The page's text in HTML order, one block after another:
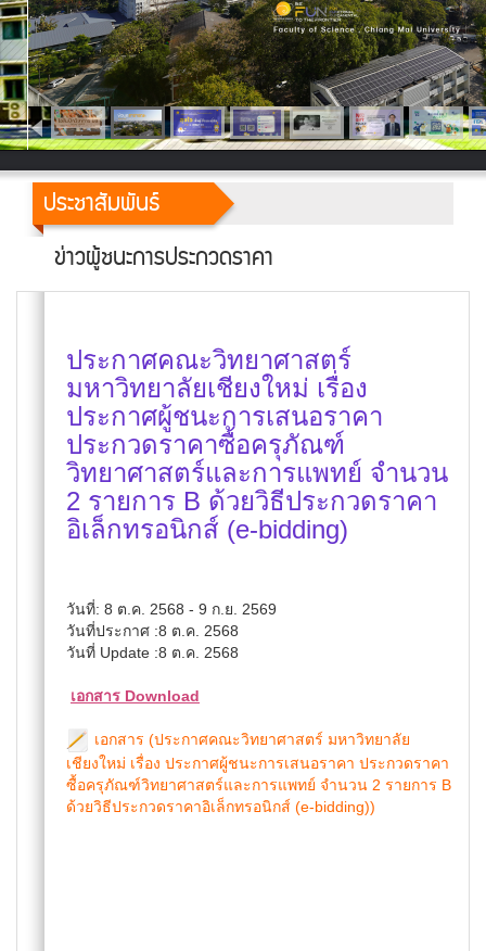
ประชาสัมพันธ์
ข่าวผู้ชนะการประกวดราคา
ประกาศคณะวิทยาศาสตร์
มหาวิทยาลัยเชียงใหม่ เรื่อง
ประกาศผู้ชนะการเสนอราคา
ประกวดราคาซื้อครุภัณฑ์
วิทยาศาสตร์และการแพทย์ จำนวน
2 รายการ B ด้วยวิธีประกวดราคา
อิเล็กทรอนิกส์ (e-bidding)
วันที่: 8 ต.ค. 2568 - 9 ก.ย. 2569
วันที่ประกาศ :8 ต.ค. 2568
วันที่ Update :8 ต.ค. 2568
เอกสาร Download
เอกสาร (ประกาศคณะวิทยาศาสตร์ มหาวิทยาลัย
เชียงใหม่ เรื่อง ประกาศผู้ชนะการเสนอราคา ประกวดราคา
ซื้อครุภัณฑ์วิทยาศาสตร์และการแพทย์ จำนวน 2 รายการ B
ด้วยวิธีประกวดราคาอิเล็กทรอนิกส์ (e-bidding))